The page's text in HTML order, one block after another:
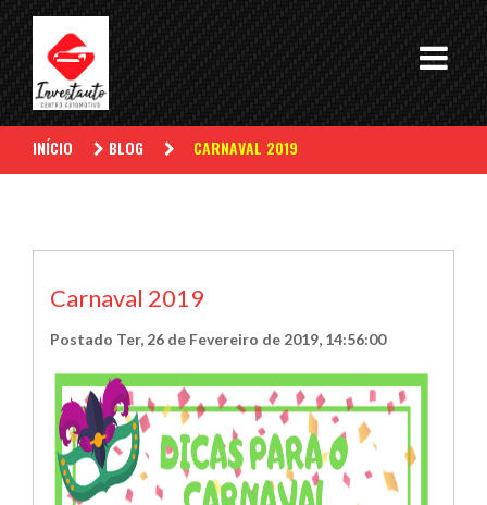
INÍCIO BLOG CARNAVAL 2019
Carnaval 2019
Postado Ter, 26 de Fevereiro de 2019, 14:56:00